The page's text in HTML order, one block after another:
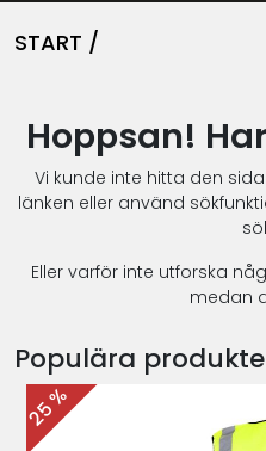
START /
Hoppsan!
Vi kunde inte hitta den
länken eller använd
Eller varför inte utforska
medan
Populära
25 %